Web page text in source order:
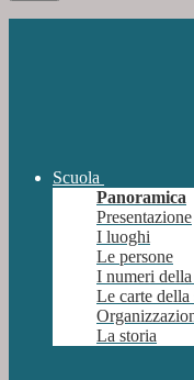
Scuola
Panoramica
Presentazione
I luoghi
Le persone
I numeri della
Le carte della
La storia